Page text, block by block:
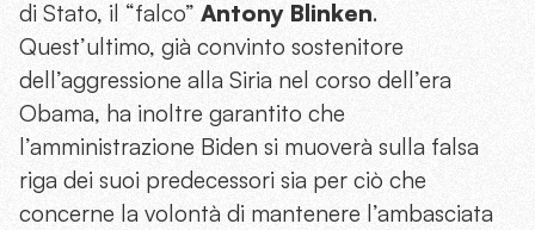
di Stato, il “falco” Antony Blinken.
Quest’ultimo, già convinto sostenitore
dell’aggressione alla Siria nel corso dell’era
Obama, ha inoltre garantito che
l’amministrazione Biden si muoverà sulla falsa
riga dei suoi predecessori sia per ciò che
concerne la volontà di mantenere l’ambasciata